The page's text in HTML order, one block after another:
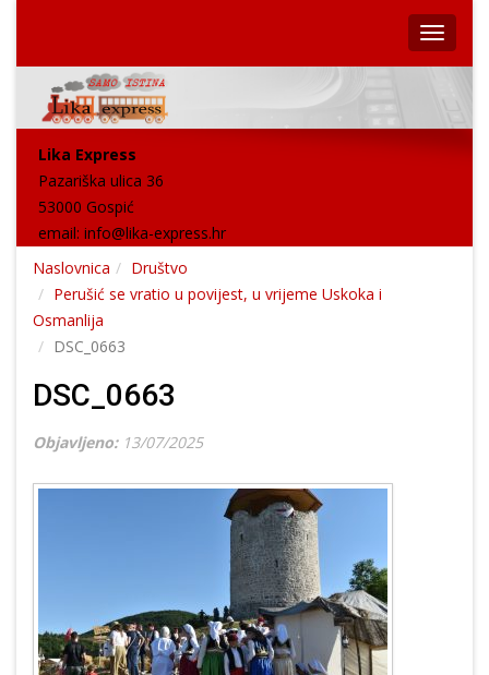
Lika Express
Pazariška ulica 36
53000 Gospić
email: info@lika-express.hr
Naslovnica
Društvo
Perušić se vratio u povijest, u vrijeme Uskoka i
Osmanlija
DSC_0663
DSC_0663
Objavljeno: 13/07/2025